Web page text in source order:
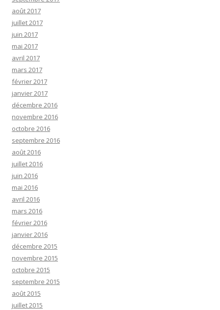
août 2017
juillet 2017
juin 2017
mai 2017
avril 2017
mars 2017
février 2017
janvier 2017
décembre 2016
novembre 2016
octobre 2016
septembre 2016
août 2016
juillet 2016
juin 2016
mai 2016
avril 2016
mars 2016
février 2016
janvier 2016
décembre 2015
novembre 2015
octobre 2015
septembre 2015
août 2015
juillet 2015